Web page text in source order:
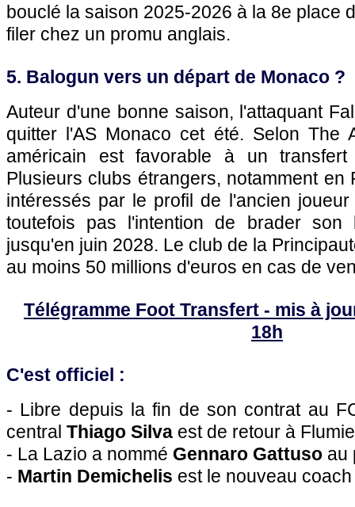
bouclé la saison 2025-2026 à la 8e place
filer chez un promu anglais.
5. Balogun vers un départ de Monaco ?
Auteur d'une bonne saison, l'attaquant
quitter l'AS Monaco cet été. Selon The
américain est favorable à un
Plusieurs clubs étrangers, notamment en
intéressés par le profil de l'ancien
toutefois pas l'intention de brader son
jusqu'en juin 2028. Le club de la
au moins 50 millions d'euros en cas de
Télégramme Foot Transfert - mis à
18h
C'est officiel :
- Libre depuis la fin de son contrat au
central Thiago Silva est de retour à
- La Lazio a nommé Gennaro Gattuso au
- Martin Demichelis est le nouveau